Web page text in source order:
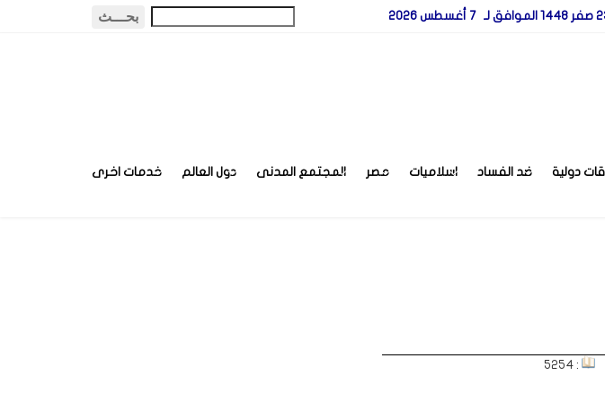
دولية ضد الفساد اسلاميات مصر المجتمع المدنى دول العالم خدمات اخرى
: 5254